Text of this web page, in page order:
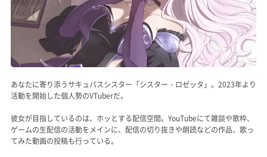
muevoクラウドファンディング
muevoコミュニティ
ぶいクラ！by muevo
FUKAKACHI+
Follow us
あなたに寄り添うサキュバスシスター「シスター・ロゼッタ」。2023年より
活動を開始した個人勢のVTuberだ。
彼女が目指しているのは、ホッとする配信空間。YouTubeにて雑談や歌枠、
ゲームの生配信の活動をメインに、配信の切り抜きや朗読などの作品、歌っ
てみた動画の投稿も行っている。